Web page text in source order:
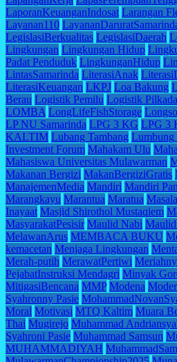
LaporanKeuanganIndosat Larangan
Layanan110
LegislasiBerkualitas LegislasiDaerah
Lingkungan Lingkungan Hidup
Padat Penduduk LingkunganHidup
LintasSamarinda LiterasiAnak
LiterasiKeuangan LKPJ Loa Bakung
Berau Logistik Pemilu Logistik
LOMBA LongLifeFishStorage
LP NU Samarinda LPG 3 KG LPG 3
KALTIM Lubang Tambang Lumbung
Investment Forum Mahakam Ulu
Mahasiswa Universitas Mulawarman
Makanan Bergizi MakanBergiziGratis
ManajemenMedia Mandiri Mandiri
Marangkayu Marantua Maratua
Inayaat Masjid Shirothol Mustaqiem
MasyarakatPesisir Maulid Nabi
MelawanArus MEMBACA BUKU
kemacetan Menjaga Lingkungan
Merah-putih MerawatPertiwi
PejabatInstruksi Mendagri Minyak
MitigasiBencana MMP Modena
Syahronny Pasie
Moral Motivasi MTQ Kaltim Muara
Thai Mugirejo Muhammad
Syahroni Pasie Muhammad Samsun
MUHAMMADIYAH